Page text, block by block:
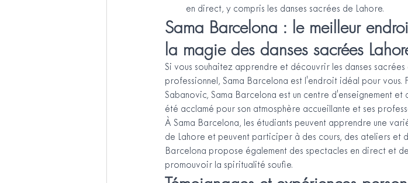
en direct, y compris les danses sacrées de Lahore.
Sama Barcelona : le meilleur
la magie des danses sacrées
Si vous souhaitez apprendre et découvrir les danses
professionnel, Sama Barcelona est l'endroit idéal pour
Sabanovic, Sama Barcelona est un centre d'enseignement
été acclamé pour son atmosphère accueillante et ses
À Sama Barcelona, les étudiants peuvent apprendre une
de Lahore et peuvent participer à des cours, des ateliers et
Barcelona propose également des spectacles en direct et
promouvoir la spiritualité soufie.